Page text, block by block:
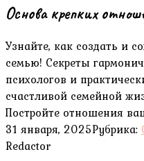
Основа крепких
Узнайте, как создать и
семью! Секреты
психологов и
счастливой семейной
Постройте отношения
31 января, 2025Рубрика:
Redactor